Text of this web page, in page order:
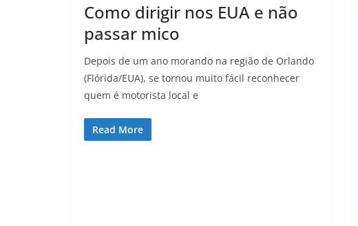
Como dirigir nos EUA e não
passar mico
Depois de um ano morando na região de Orlando
(Flórida/EUA), se tornou muito fácil reconhecer
quem é motorista local e
Read More